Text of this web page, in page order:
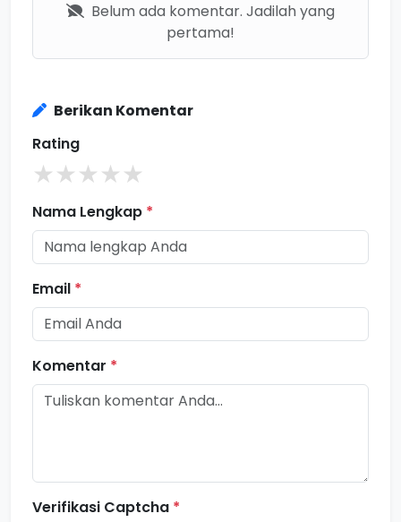
Belum ada komentar. Jadilah yang
pertama!
Berikan Komentar
Rating
★★★★★
Nama Lengkap *
Email *
Komentar *
Verifikasi Captcha *